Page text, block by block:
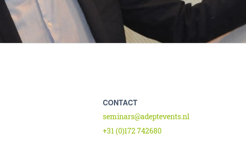
CONTACT
seminars@adeptevents.nl
+31 (0)172 742680